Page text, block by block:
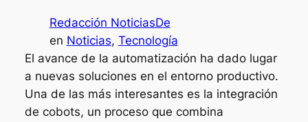
Redacción NoticiasDe
en Noticias, Tecnología
El avance de la automatización ha dado lugar
a nuevas soluciones en el entorno productivo.
Una de las más interesantes es la integración
de cobots, un proceso que combina